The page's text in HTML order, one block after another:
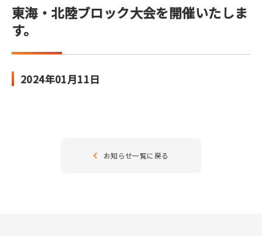
在宅訪問管理栄養士認定制度について
訪問栄養食事指導
東海・北陸ブロック大会を開催いたしま
す。
2024年01月11日
お知らせ一覧に戻る